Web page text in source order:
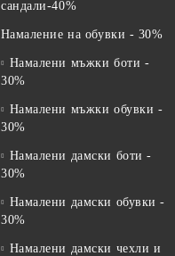
сандали-40%
Намаление на обувки - 30%
Намалени мъжки боти -
30%
Намалени мъжки обувки -
30%
Намалени дамски боти -
30%
Намалени дамски обувки -
30%
Намалени дамски чехли и